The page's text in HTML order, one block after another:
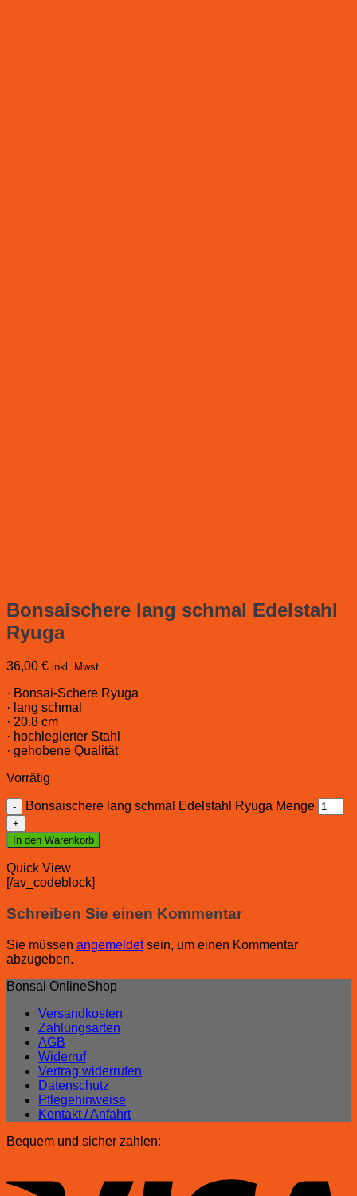
Bonsaischere lang schmal Edelstahl
Ryuga
36,00 € inkl. Mwst.
· Bonsai-Schere Ryuga
· lang schmal
· 20.8 cm
· hochlegierter Stahl
· gehobene Qualität
Vorrätig
Bonsaischere lang schmal Edelstahl Ryuga Menge
In den Warenkorb
Quick View
[/av_codeblock]
Schreiben Sie einen Kommentar
Sie müssen angemeldetsein, um einen Kommentar
abzugeben.
Bonsai OnlineShop
Versandkosten
Zahlungsarten
AGB
Widerruf
Vertrag widerrufen
Datenschutz
Pflegehinweise
Kontakt / Anfahrt
Bequem und sicher zahlen: